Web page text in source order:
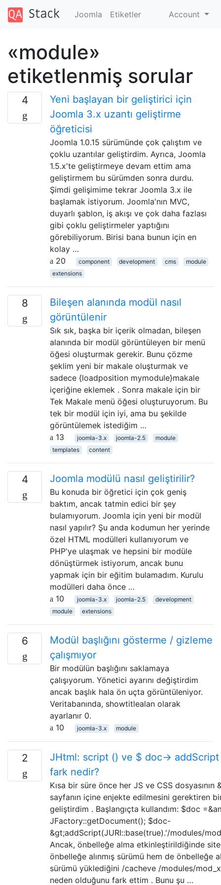
Joomla Etiketler Account
«module»
etiketlenmiş sorular
4
Yeni başlayan bir geliştirici için
Joomla 3.x uzantı geliştirme
öğreticisi
Joomla 1.0.15 sürümünde çok çalıştım ve
çoklu uzantılar geliştirdim. Ayrıca, Joomla
1.5.x'te geliştirmeye devam ettim ama
geliştirmem bu sürümden sonra durdu.
Şimdi gelişimime tekrar Joomla 3.x ile
başlamak istiyorum. Joomla'nın MVC,
duyarlı şablon, iş akışı ve çok daha fazlası
gibi çoklu geliştirmeler yaptığını
görebiliyorum. Birisi bana bunun için en
kolay …
20
component development cms
module
extensions
8
Bileşen alanında modül nasıl
görüntülenir
Sık sık, başka bir içerik olmadan, bileşen
alanında bir modül görüntüleyen bir menü
öğesi oluşturmak gerekir. Bunu çözme
şeklim yeni bir makale oluşturmak ve
sadece {loadposition mymodule}makale
içeriğine eklemek . Sonra makale için bir
Tek Makale menü öğesi oluşturuyorum. Bu
tek bir modül için iyi, ama bu şekilde
görüntülemek istediğim …
13
joomla-3.x joomla-2.5
module
templates
content
4 Joomla modülü nasıl geliştirilir?
Bu konuda bir öğretici için çok geniş
baktım, ancak tatmin edici bir şey
bulamıyorum. Joomla için yeni bir modül
nasıl yapılır? Şu anda kodumun her yerinde
özel HTML modülleri kullanıyorum ve
PHP'ye ulaşmak ve hepsini bir modüle
dönüştürmek istiyorum, ancak bunu
yapmak için bir eğitim bulamadım. Kurulu
modülleri daha önce …
10
joomla-3.x joomla-2.5
development
module
extensions
6
Modül başlığını gösterme / gizleme
çalışmıyor
Bir modülün başlığını saklamaya
çalışıyorum. Yönetici ayarını değiştirdim
ancak başlık hala ön uçta görüntüleniyor.
Veritabanında, showtitlealan olarak
ayarlanır 0.
10
joomla-3.x module
2
JHtml: script () ve $ doc-> addScript
fark nedir?
Kısa bir süre önce her JS ve CSS dosyasının
sayfanın içine enjekte edilmesini gerektiren
geliştirdim . Başlangıçta kullandım: $doc
JFactory::getDocument(); $doc-
&gt;addScript(JURI::base(true).'/modules/
Ancak, önbelleğe alma etkinleştirildiğinde
önbelleğe alınmış sürümü hem de önbelleğe
sürümü yüklediğini /cacheve /modules/
neden olduğunu fark ettim . Bunu şu …